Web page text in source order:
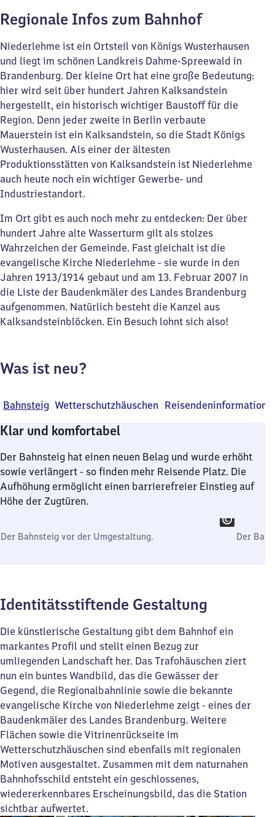
Regionale Infos zum Bahnhof
Niederlehme ist ein Ortsteil von Königs Wusterhausen
und liegt im schönen Landkreis Dahme-Spreewald in
Brandenburg. Der kleine Ort hat eine große Bedeutung:
hier wird seit über hundert Jahren Kalksandstein
hergestellt, ein historisch wichtiger Baustoff für die
Region. Denn jeder zweite in Berlin verbaute
Mauerstein ist ein Kalksandstein, so die Stadt Königs
Wusterhausen. Als einer der ältesten
Produktionsstätten von Kalksandstein ist Niederlehme
auch heute noch ein wichtiger Gewerbe- und
Industriestandort.
Im Ort gibt es auch noch mehr zu entdecken: Der über
hundert Jahre alte Wasserturm gilt als stolzes
Wahrzeichen der Gemeinde. Fast gleichalt ist die
evangelische Kirche Niederlehme - sie wurde in den
Jahren 1913/1914 gebaut und am 13. Februar 2007 in
die Liste der Baudenkmäler des Landes Brandenburg
aufgenommen. Natürlich besteht die Kanzel aus
Kalksandsteinblöcken. Ein Besuch lohnt sich also!
Was ist neu?
Bahnsteig Wetterschutzhäuschen Reisendeninformation
Klar und komfortabel
Der Bahnsteig hat einen neuen Belag und wurde erhöht
sowie verlängert - so finden mehr Reisende Platz. Die
Aufhöhung ermöglicht einen barrierefreier Einstieg auf
Höhe der Zugtüren.
Der Bahnsteig vor der Umgestaltung. Der
Identitätsstiftende Gestaltung
Die künstlerische Gestaltung gibt dem Bahnhof ein
markantes Profil und stellt einen Bezug zur
umliegenden Landschaft her. Das Trafohäuschen ziert
nun ein buntes Wandbild, das die Gewässer der
Gegend, die Regionalbahnlinie sowie die bekannte
evangelische Kirche von Niederlehme zeigt - eines der
Baudenkmäler des Landes Brandenburg. Weitere
Flächen sowie die Vitrinenrückseite im
Wetterschutzhäuschen sind ebenfalls mit regionalen
Motiven ausgestaltet. Zusammen mit dem naturnahen
Bahnhofsschild entsteht ein geschlossenes,
wiedererkennbares Erscheinungsbild, das die Station
sichtbar aufwertet.